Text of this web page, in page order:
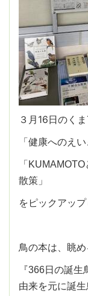
３月16日のく
「健康へのえ
「
散策」
をピックアッ
鳥の本は、眺め
『366日の誕
由来を元に誕